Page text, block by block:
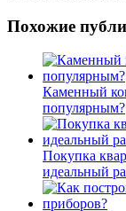
Похожие
Каменный
популярным?
Покупка
идеальный